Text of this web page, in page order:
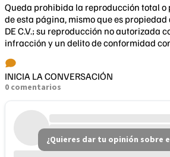
Queda prohibida la reproducción total
de esta página, mismo que es propiedad
DE C.V.; su reproducción no autorizada
infracción y un delito de conformidad
INICIA LA CONVERSACIÓN
0 comentarios
¿Quieres dar tu opinión sobre